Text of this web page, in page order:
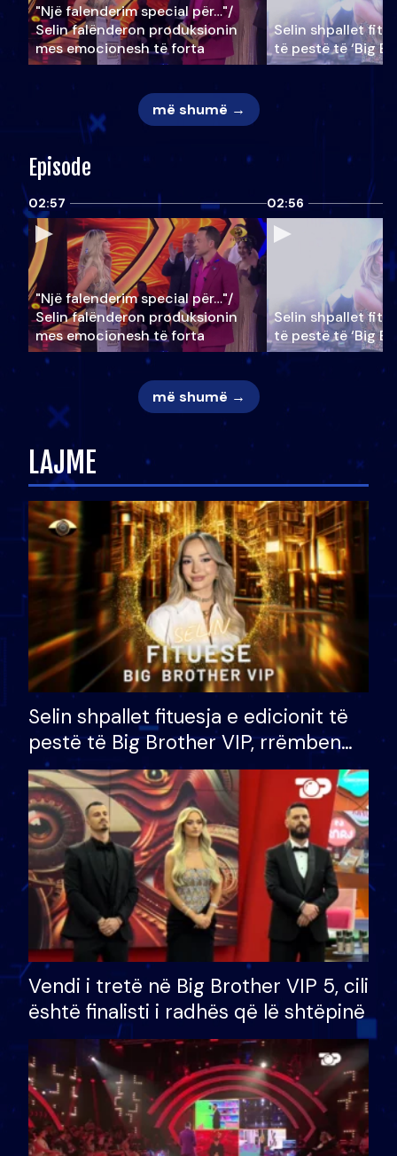
"Një falenderim special për…"/
Selin falënderon produksionin
mes emocionesh të forta
Selin shpallet
të pestë të ‘Big
më shumë →
Episode
02:57
"Një falenderim special për…"/
Selin falënderon produksionin
mes emocionesh të forta
02:56
Selin shpallet
të pestë të ‘Big
më shumë →
LAJME
Selin shpallet fituesja e edicionit të
pestë të Big Brother VIP, rrëmben
çmimin e madh prej 100 mijë eurosh
Vendi i tretë në Big Brother VIP 5, cili
është finalisti i radhës që lë shtëpinë